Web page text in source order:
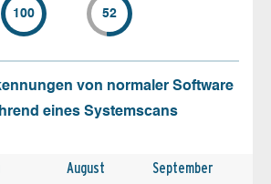
100 52
von normaler Software
eines Systemscans
August September